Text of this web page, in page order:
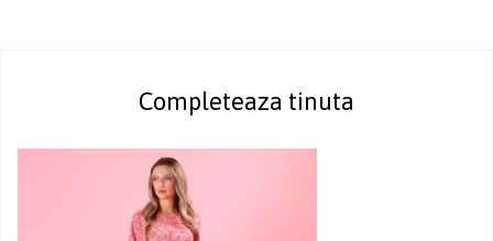
Completeaza tinuta